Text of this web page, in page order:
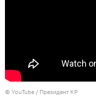
© YouTube / Президент КР